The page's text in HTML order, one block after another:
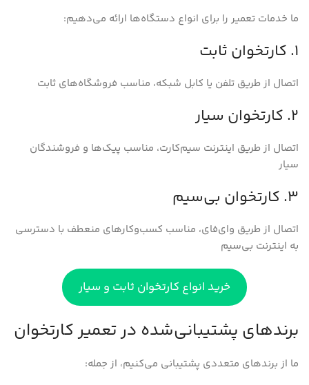
ما خدمات تعمیر را برای انواع دستگاه‌ها ارائه می‌دهیم:
1. کارتخوان ثابت
اتصال از طریق تلفن یا کابل شبکه، مناسب فروشگاه‌های ثابت
2. کارتخوان سیار
اتصال از طریق اینترنت سیم‌کارت، مناسب پیک‌ها و فروشندگان
سیار
3. کارتخوان بی‌سیم
اتصال از طریق وای‌فای، مناسب کسب‌وکارهای منعطف با دسترسی
به اینترنت بی‌سیم
خرید انواع کارتخوان ثابت و سیار
برندهای پشتیبانی‌شده در تعمیر کارتخوان
ما از برندهای متعددی پشتیبانی می‌کنیم، از جمله: